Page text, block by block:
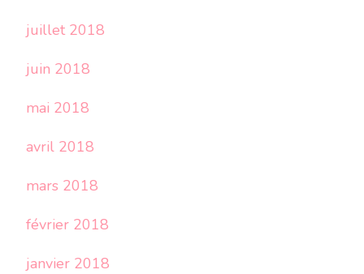
juillet 2018
juin 2018
mai 2018
avril 2018
mars 2018
février 2018
janvier 2018